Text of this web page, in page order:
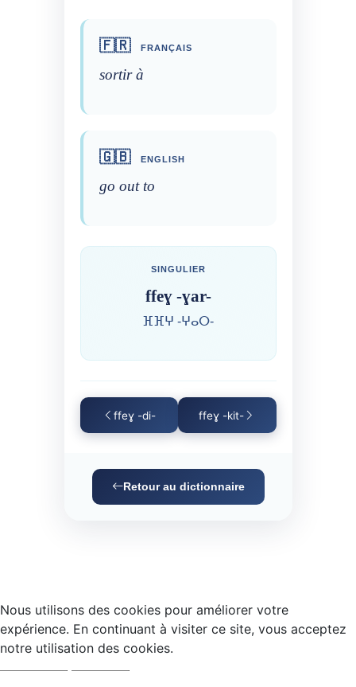
🇫🇷 FRANÇAIS
sortir à
🇬🇧 ENGLISH
go out to
SINGULIER
ffeɣ -ɣar-
ⴼⴼⵖ -ⵖⴰⵔ-
ffeɣ -di- ffeɣ -kit-
Retour au dictionnaire
Nous utilisons des cookies pour améliorer votre
expérience. En continuant à visiter ce site, vous acceptez
notre utilisation des cookies.